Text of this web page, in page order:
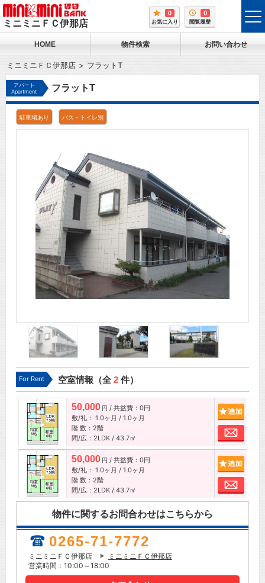
ミニミニＦＣ伊那店
0
お気に入り
0
閲覧履歴
HOME 物件検索 お問い合わせ
ミニミニＦＣ伊那店 フラットT
アパート
Apartment
フラットT
駐車場あり バス・トイレ別
For Rent 空室情報（全2件）
50,000 円 / 共益費：0円
敷/礼： 1.0ヶ月 / 1.0ヶ月
階 数：2階
間/広：2LDK / 43.7㎡
お問
50,000 円 / 共益費：0円
敷/礼： 1.0ヶ月 / 1.0ヶ月
階 数：2階
間/広：2LDK / 43.7㎡
お問
物件に関するお問合わせはこちらから
0265-71-7772
ミニミニＦＣ伊那店
ミニミニＦＣ伊那店
営業時間：10:00～18:00